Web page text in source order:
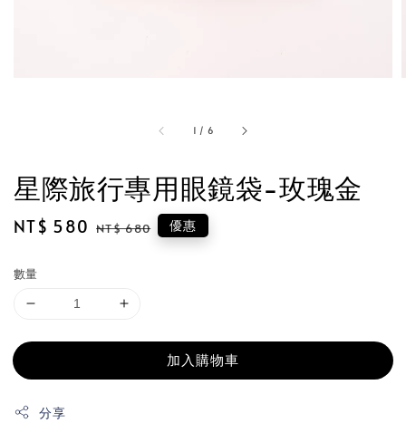
1 / 6
星際旅行專用眼鏡袋-玫瑰金
Sale
NT$ 580 Regular
NT$ 680 優惠
數量
加入購物車
分享